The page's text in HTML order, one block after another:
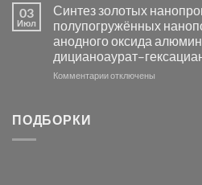
в
видимом
свете
с
помощью
модификации
серебра
с
электродов
серебра
и
03
Июл
Синтез золотых
полупогружённых
анодного оксида
Комментариикотключены
ПОДБОРКИ